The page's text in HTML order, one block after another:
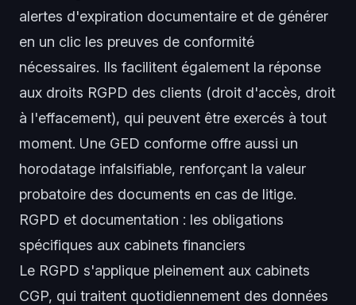
alertes d'expiration documentaire et de générer
en un clic les preuves de conformité
nécessaires. Ils facilitent également la réponse
aux droits RGPD des clients (droit d'accès, droit
à l'effacement), qui peuvent être exercés à tout
moment. Une GED conforme offre aussi un
horodatage infalsifiable, renforçant la valeur
probatoire des documents en cas de litige.
RGPD et documentation : les obligations
spécifiques aux cabinets financiers
Le RGPD s'applique pleinement aux cabinets
CGP, qui traitent quotidiennement des données